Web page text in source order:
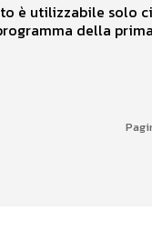
è utilizzabile solo
della